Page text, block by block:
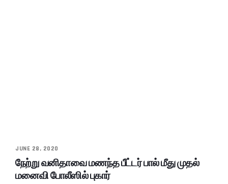
JUNE 28, 2020
நேற்று வனிதாவை மணந்த பீட்டர் பால் மீது முதல்
மனைவி போலீஸில் புகார்